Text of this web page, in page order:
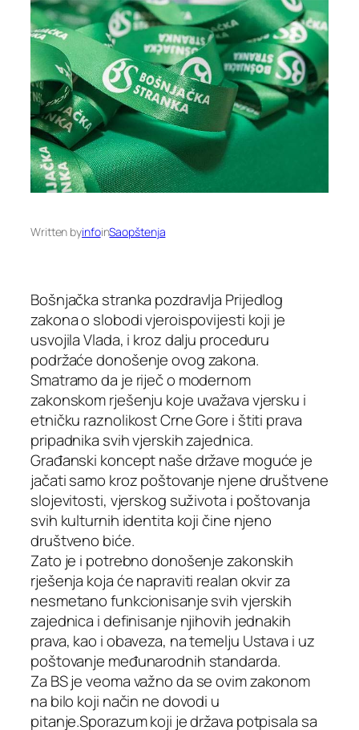
Written byinfoinSaopštenja
Bošnjačka stranka pozdravlja Prijedlog
zakona o slobodi vjeroispovijesti koji je
usvojila Vlada, i kroz dalju proceduru
podržaće donošenje ovog zakona.
Smatramo da je riječ o modernom
zakonskom rješenju koje uvažava vjersku i
etničku raznolikost Crne Gore i štiti prava
pripadnika svih vjerskih zajednica.
Građanski koncept naše države moguće je
jačati samo kroz poštovanje njene društvene
slojevitosti, vjerskog suživota i poštovanja
svih kulturnih identita koji čine njeno
društveno biće.
Zato je i potrebno donošenje zakonskih
rješenja koja će napraviti realan okvir za
nesmetano funkcionisanje svih vjerskih
zajednica i definisanje njihovih jednakih
prava, kao i obaveza, na temelju Ustava i uz
poštovanje međunarodnih standarda.
Za BS je veoma važno da se ovim zakonom
na bilo koji način ne dovodi u
pitanje.Sporazum koji je država potpisala sa